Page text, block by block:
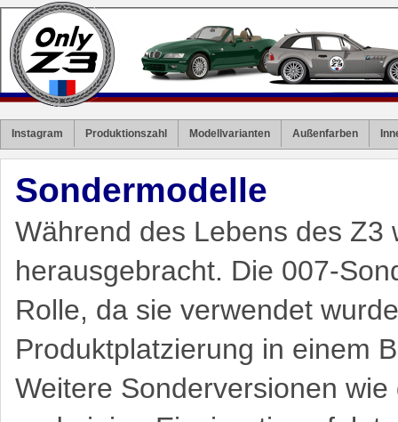
Instagram Produktionszahl Modellvarianten Außenfarben
Sondermodelle
Während des Lebens des
herausgebracht. Die 007-
Rolle, da sie verwendet
Produktplatzierung in einem
Weitere Sonderversionen